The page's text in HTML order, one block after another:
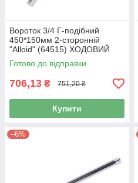
Вороток 3/4 Г-подібний
450*150мм 2-сторонній
"Alloid" (64515) ХОДОВИЙ
(10шт/уп)
Готово до відправки
706,13 ₴ 751,20 ₴
Купити
–6%